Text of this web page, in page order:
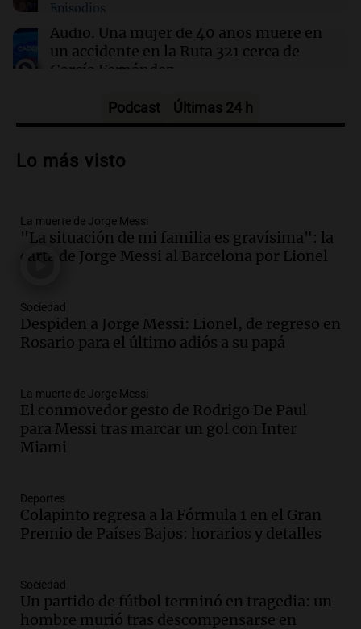
No se detectan casos de ébola en barco fluvial
en cuarentena cerca de Kinshasa, Congo
Episodios
Audio. Una mujer de 40 años muere en
un accidente en la Ruta 321 cerca de
García Fernández
Audio.El Tesoro Nacional captura 12
liquidez de 4 billones
Audio.La lección del Titanic y la
humildad en tiempos de tormenta
según San Ignacio de Loyola
Episodios
Audio. Tormentas y filtraciones: "El
agua entra por donde menos
Episodios
Audio.Nahuel Pennisi y la huella de
Mercedes Sosa: "La emoción es el filtro
máximo".
Episodios
Audio.Orellana Lucca celebró su peña
de folclore en Córdoba
Episodios
Audio.Trágico accidente en Mendoza:
Podcast Últimas 24 h
Lo más visto
La muerte de Jorge Messi
"La situación de mi familia es gravísima": la
carta de Jorge Messi al Barcelona por Lionel
Sociedad
Despiden a Jorge Messi: Lionel, de regreso en
Rosario para el último adiós a su papá
La muerte de Jorge Messi
El conmovedor gesto de Rodrigo De Paul
para Messi tras marcar un gol con Inter
Miami
Deportes
Colapinto regresa a la Fórmula 1 en el Gran
Premio de Países Bajos: horarios y detalles
Sociedad
Un partido de fútbol terminó en tragedia: un
hombre murió tras descompensarse en